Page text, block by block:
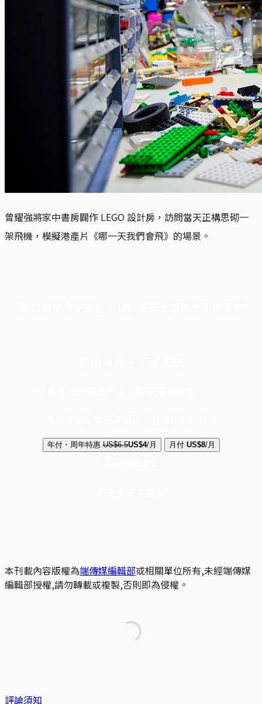
曾耀強將家中書房闢作 LEGO 設計房，訪問當天正構思砌一
架飛機，模擬港產片《哪一天我們會飛》的場景。
年付・周年特惠 US$6.5US$4/月 月付 US$8/月
本刊載內容版權為端傳媒編輯部或相關單位所有,未經端傳媒
編輯部授權,請勿轉載或複製,否則即為侵權。
評論須知